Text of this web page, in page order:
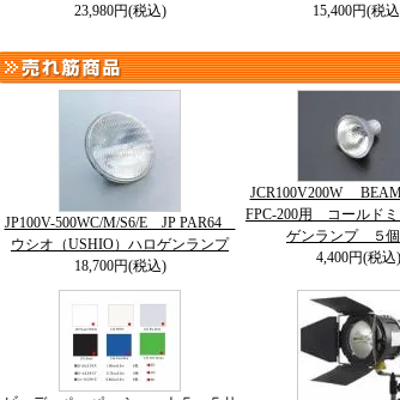
23,980円(税込)
15,400円(税
JP100V-500WC/M/S6/E JP PAR64
ウシオ（USHIO）ハロゲンランプ
18,700円(税込)
JCR100V200W
FPC-200用 コールドミ
ゲンランプ ５個
4,400円(税込)